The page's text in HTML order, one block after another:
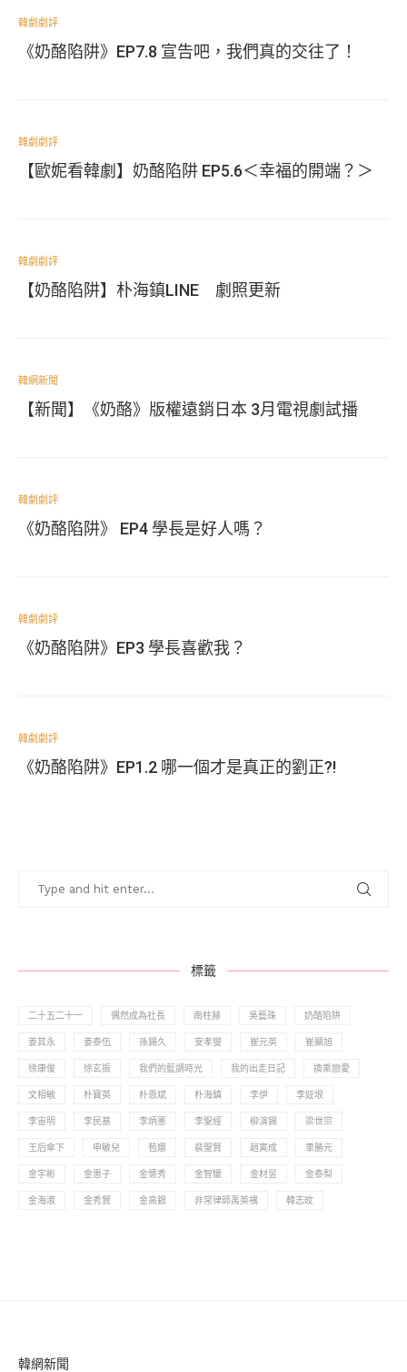
韓劇劇評
《奶酪陷阱》EP7.8 宣告吧，我們真的交往了！
韓劇劇評
【歐妮看韓劇】奶酪陷阱 EP5.6＜幸福的開端？＞
韓劇劇評
【奶酪陷阱】朴海鎮LINE 劇照更新
韓網新聞
【新聞】《奶酪》版權遠銷日本 3月電視劇試播
韓劇劇評
《奶酪陷阱》 EP4 學長是好人嗎？
韓劇劇評
《奶酪陷阱》EP3 學長喜歡我？
韓劇劇評
《奶酪陷阱》EP1.2 哪一個才是真正的劉正?!
標籤
二十五二十一 偶然成為社長 南柱赫 吳藝珠 奶酪陷阱
姜其永 姜泰伍 孫錫久 安孝燮 崔元英 崔顯旭
徐康俊 徐玄振 我們的藍調時光 我的出走日記 換乘戀愛
文相敏 朴寶英 朴恩斌 朴海鎮 李伊 李姃垠
李宙明 李民基 李炳憲 李聖經 柳演錫 梁世宗
王后傘下 申敏兒 苞娜 裴聖賢 趙寅成 車勝元
金宇彬 金惠子 金憓秀 金智媛 金材昱 金泰梨
金海淑 金秀賢 金高銀 非常律師禹英禑 韓志旼
韓網新聞